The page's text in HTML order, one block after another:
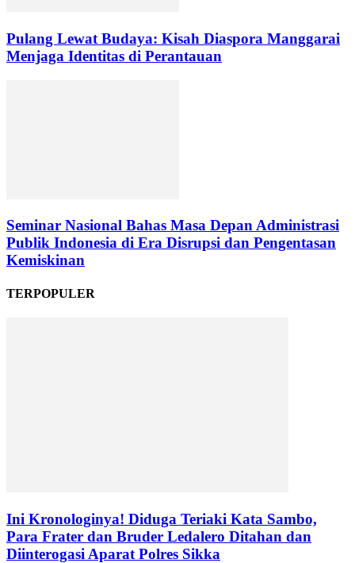
Pulang Lewat Budaya: Kisah Diaspora Manggarai
Menjaga Identitas di Perantauan
Seminar Nasional Bahas Masa Depan Administrasi
Publik Indonesia di Era Disrupsi dan Pengentasan
Kemiskinan
TERPOPULER
Ini Kronologinya! Diduga Teriaki Kata Sambo,
Para Frater dan Bruder Ledalero Ditahan dan
Diinterogasi Aparat Polres Sikka